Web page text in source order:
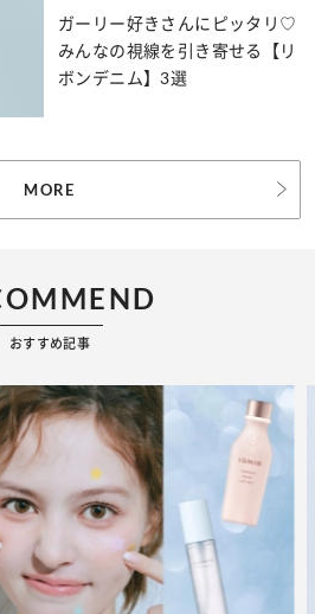
ガーリー好きさんにピッタリ♡
みんなの視線を引き寄せる【リ
ボンデニム】3選
MORE
おすすめ記事